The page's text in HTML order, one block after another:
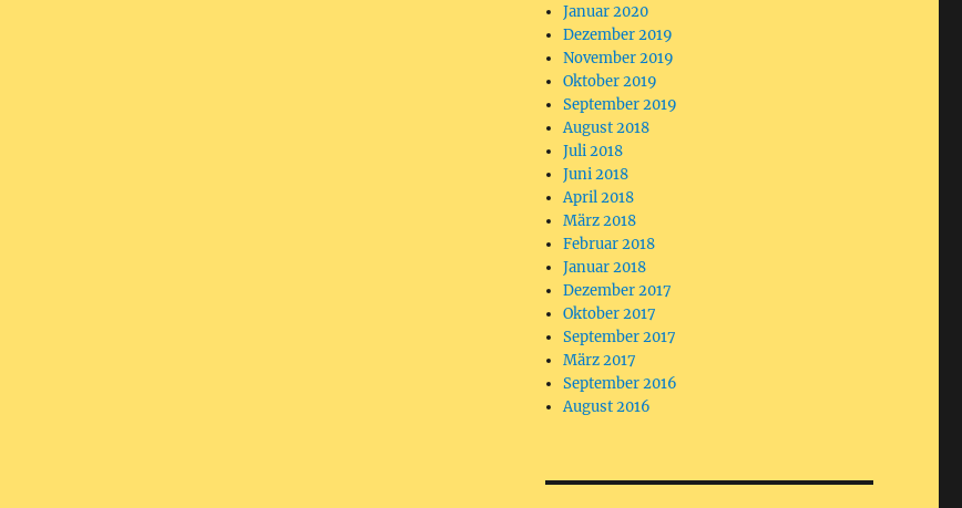
Januar 2020
Dezember 2019
November 2019
Oktober 2019
September 2019
August 2018
Juli 2018
Juni 2018
April 2018
März 2018
Februar 2018
Januar 2018
Dezember 2017
Oktober 2017
September 2017
März 2017
September 2016
August 2016